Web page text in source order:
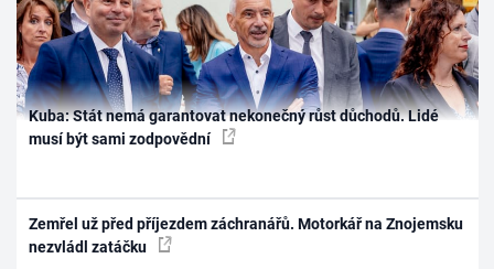
Kuba: Stát nemá garantovat nekonečný růst důchodů. Lidé
musí být sami zodpovědní
Zemřel už před příjezdem záchranářů. Motorkář na Znojemsku
nezvládl zatáčku